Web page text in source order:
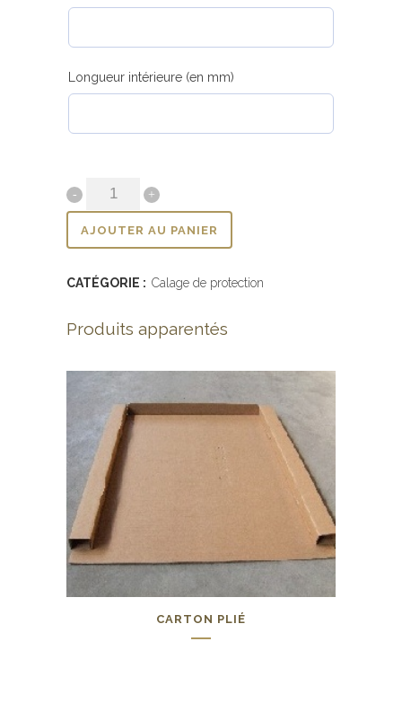
Longueur intérieure (en mm)
AJOUTER AU PANIER
CATÉGORIE : Calage de protection
Produits apparentés
CARTON PLIÉ